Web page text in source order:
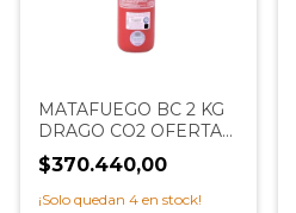
MATAFUEGO BC 2 KG
DRAGO CO2 OFERTA
PROMO ACERO
EXTINCENTER
$370.440,00
¡Solo quedan 4 en stock!